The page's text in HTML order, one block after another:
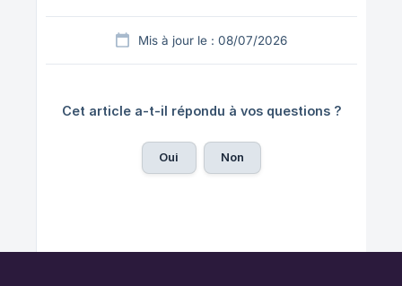
Mis à jour le : 08/07/2026
Cet article a-t-il répondu à vos questions ?
Oui Non